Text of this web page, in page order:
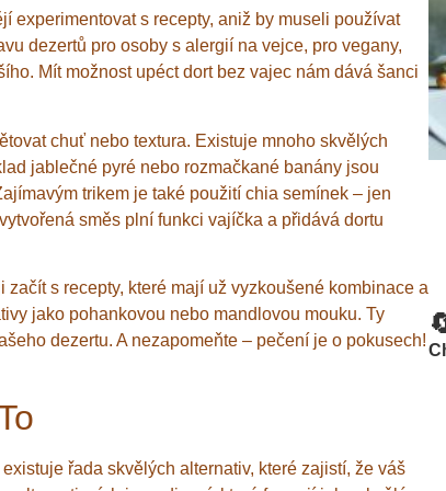
experimentovat s recepty, aniž by museli používat
dezertů pro osoby s alergií na vejce, pro vegany,
Mít možnost upéct dort bez vajec nám dává šanci
chuť nebo textura. Existuje mnoho skvělých
jablečné pyré nebo rozmačkané banány jsou
trikem je také použití chia semínek – jen
směs plní funkci vajíčka a přidává dortu
s recepty, které mají už vyzkoušené kombinace a
jako pohankovou nebo mandlovou mouku. Ty
dezertu. A nezapomeňte – pečení je o pokusech!
řada skvělých alternativ, které zajistí, že váš